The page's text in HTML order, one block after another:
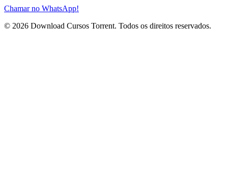
Chamar no WhatsApp!
© 2026 Download Cursos Torrent. Todos os direitos reservados.